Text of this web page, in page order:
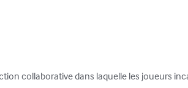
collaborative dans laquelle les joueurs